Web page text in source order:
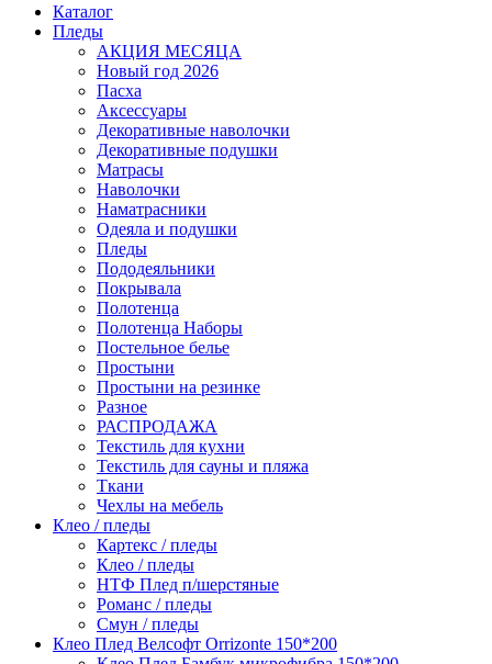
Каталог
Пледы
АКЦИЯ МЕСЯЦА
Новый год 2026
Пасха
Аксессуары
Декоративные наволочки
Декоративные подушки
Матрасы
Наволочки
Наматрасники
Одеяла и подушки
Пледы
Пододеяльники
Покрывала
Полотенца
Полотенца Наборы
Постельное белье
Простыни
Простыни на резинке
Разное
РАСПРОДАЖА
Текстиль для кухни
Текстиль для сауны и пляжа
Ткани
Чехлы на мебель
Клео / пледы
Картекс / пледы
Клео / пледы
НТФ Плед п/шерстяные
Романс / пледы
Смун / пледы
Клео Плед Велсофт Orrizonte 150*200